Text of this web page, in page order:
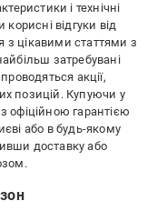
і технічні
відгуки від
з цікавими статтями з
затребувані
акції,
позицій. Купуючи у
офіційною гарантією
або в будь-якому
доставку або